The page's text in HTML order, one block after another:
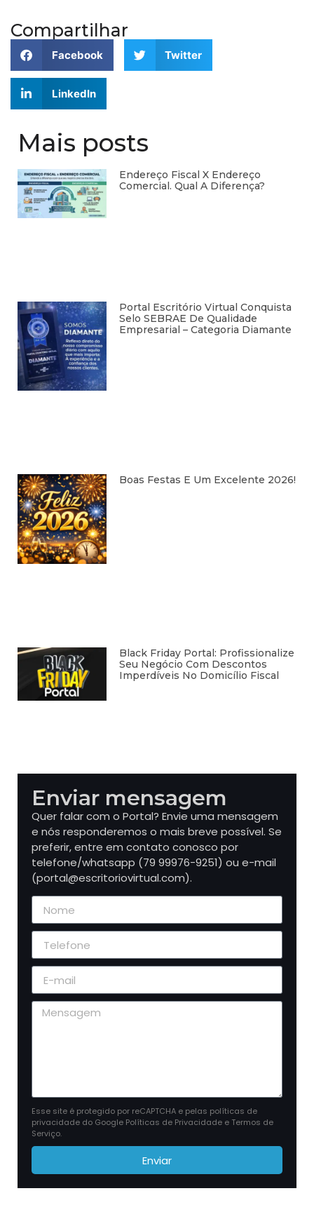
Compartilhar
Facebook Twitter
LinkedIn
Mais posts
Endereço Fiscal X Endereço
Comercial. Qual A Diferença?
Portal Escritório Virtual Conquista
Selo SEBRAE De Qualidade
Empresarial – Categoria Diamante
Boas Festas E Um Excelente 2026!
Black Friday Portal: Profissionalize
Seu Negócio Com Descontos
Imperdíveis No Domicílio Fiscal
Enviar mensagem
Quer falar com o Portal? Envie uma mensagem
e nós responderemos o mais breve possível. Se
preferir, entre em contato conosco por
telefone/whatsapp (79 99976-9251) ou e-mail
(portal@escritoriovirtual.com).
Esse site é protegido por reCAPTCHA e pelas políticas de
privacidade do Google Políticas de Privacidade e Termos de
Serviço.
Enviar